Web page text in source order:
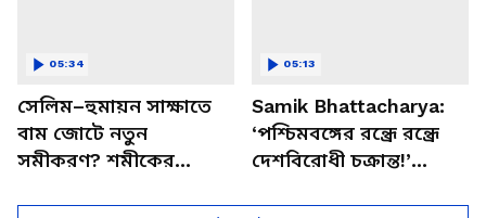
সেলিম–হুমায়ন সাক্ষাতে
বাম জোটে নতুন
সমীকরণ? শমীকের
05:34
Samik Bhattacharya:
‘পশ্চিমবঙ্গের রন্ধ্রে রন্ধ্রে
দেশবিরোধী চক্রান্ত!’
05:13